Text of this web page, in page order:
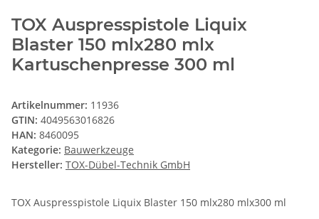
TOX Auspresspistole Liquix
Blaster 150 mlx280 mlx
Kartuschenpresse 300 ml
Artikelnummer: 11936
GTIN: 4049563016826
HAN: 8460095
Kategorie: Bauwerkzeuge
Hersteller: TOX-Dübel-Technik GmbH
TOX Auspresspistole Liquix Blaster 150 mlx280 mlx300 ml